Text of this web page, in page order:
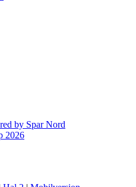
by Spar Nord
2026